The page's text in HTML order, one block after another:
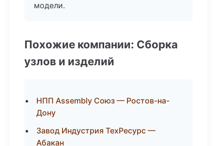
модели.
Похожие компании: Сборка
узлов и изделий
НПП Assembly Союз — Ростов-на-
Дону
Завод Индустрия ТехРесурс —
Абакан